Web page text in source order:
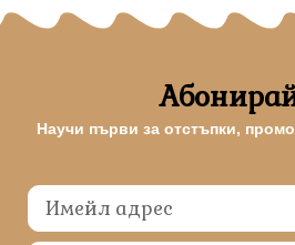
Научи първи за отстъпки,